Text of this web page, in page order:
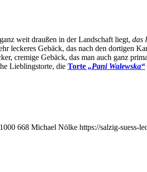
weit draußen in der Landschaft liegt, das
leckeres Gebäck, das nach den dortigen
cremige Gebäck, das man auch ganz
Lieblingstorte, die Torte „Pani Walewska“
1000 668 Michael Nölke https://salzig-suess-